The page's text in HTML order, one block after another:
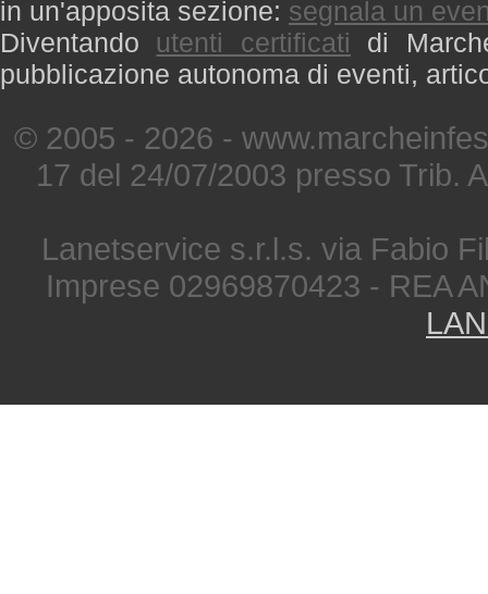
in un'apposita sezione: segnala un
Diventando utenti certificati di
pubblicazione autonoma di eventi,
© 2005 - 2026 -
17 del 24/07/2003 presso Trib.
Lanetservice s.r.l.s. via Fabio
Imprese 02969870423 - REA